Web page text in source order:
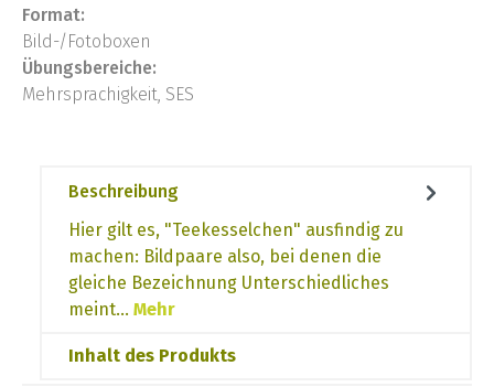
Format:
Bild-/Fotoboxen
Übungsbereiche:
Mehrsprachigkeit, SES
Beschreibung
Hier gilt es, "Teekesselchen" ausfindig zu
machen: Bildpaare also, bei denen die
gleiche Bezeichnung Unterschiedliches
meint… Mehr
Inhalt des Produkts